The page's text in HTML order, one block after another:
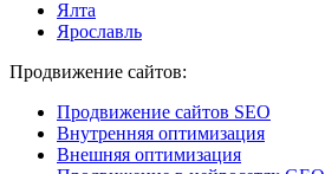
Ялта
Ярославль
Продвижение сайтов:
Продвижение сайтов SEO
Внутренняя оптимизация
Внешняя оптимизация